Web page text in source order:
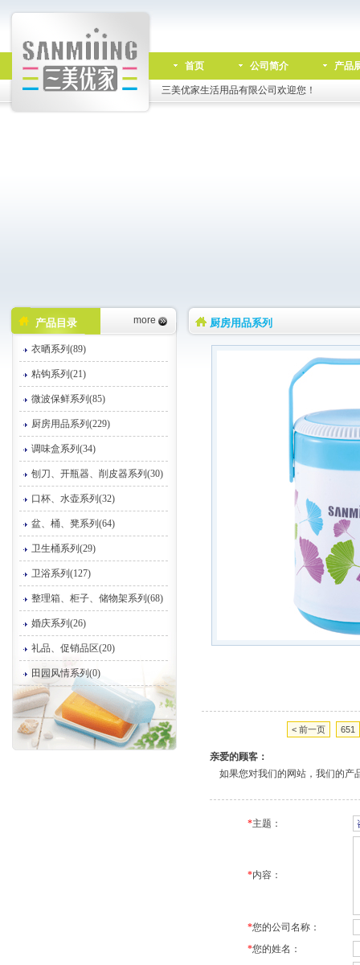
首页 公司简介 产品
三美优家生活用品有限公司欢迎您！
产品目录 more
衣晒系列(89)
粘钩系列(21)
微波保鲜系列(85)
厨房用品系列(229)
调味盒系列(34)
刨刀、开瓶器、削皮器系列(30)
口杯、水壶系列(32)
盆、桶、凳系列(64)
卫生桶系列(29)
卫浴系列(127)
整理箱、柜子、储物架系列(68)
婚庆系列(26)
礼品、促销品区(20)
田园风情系列(0)
厨房用品系列
< 前一页 651
亲爱的顾客：
如果您对我们的网站，我们的产
*主题：
*内容：
*您的公司名称：
*您的姓名：